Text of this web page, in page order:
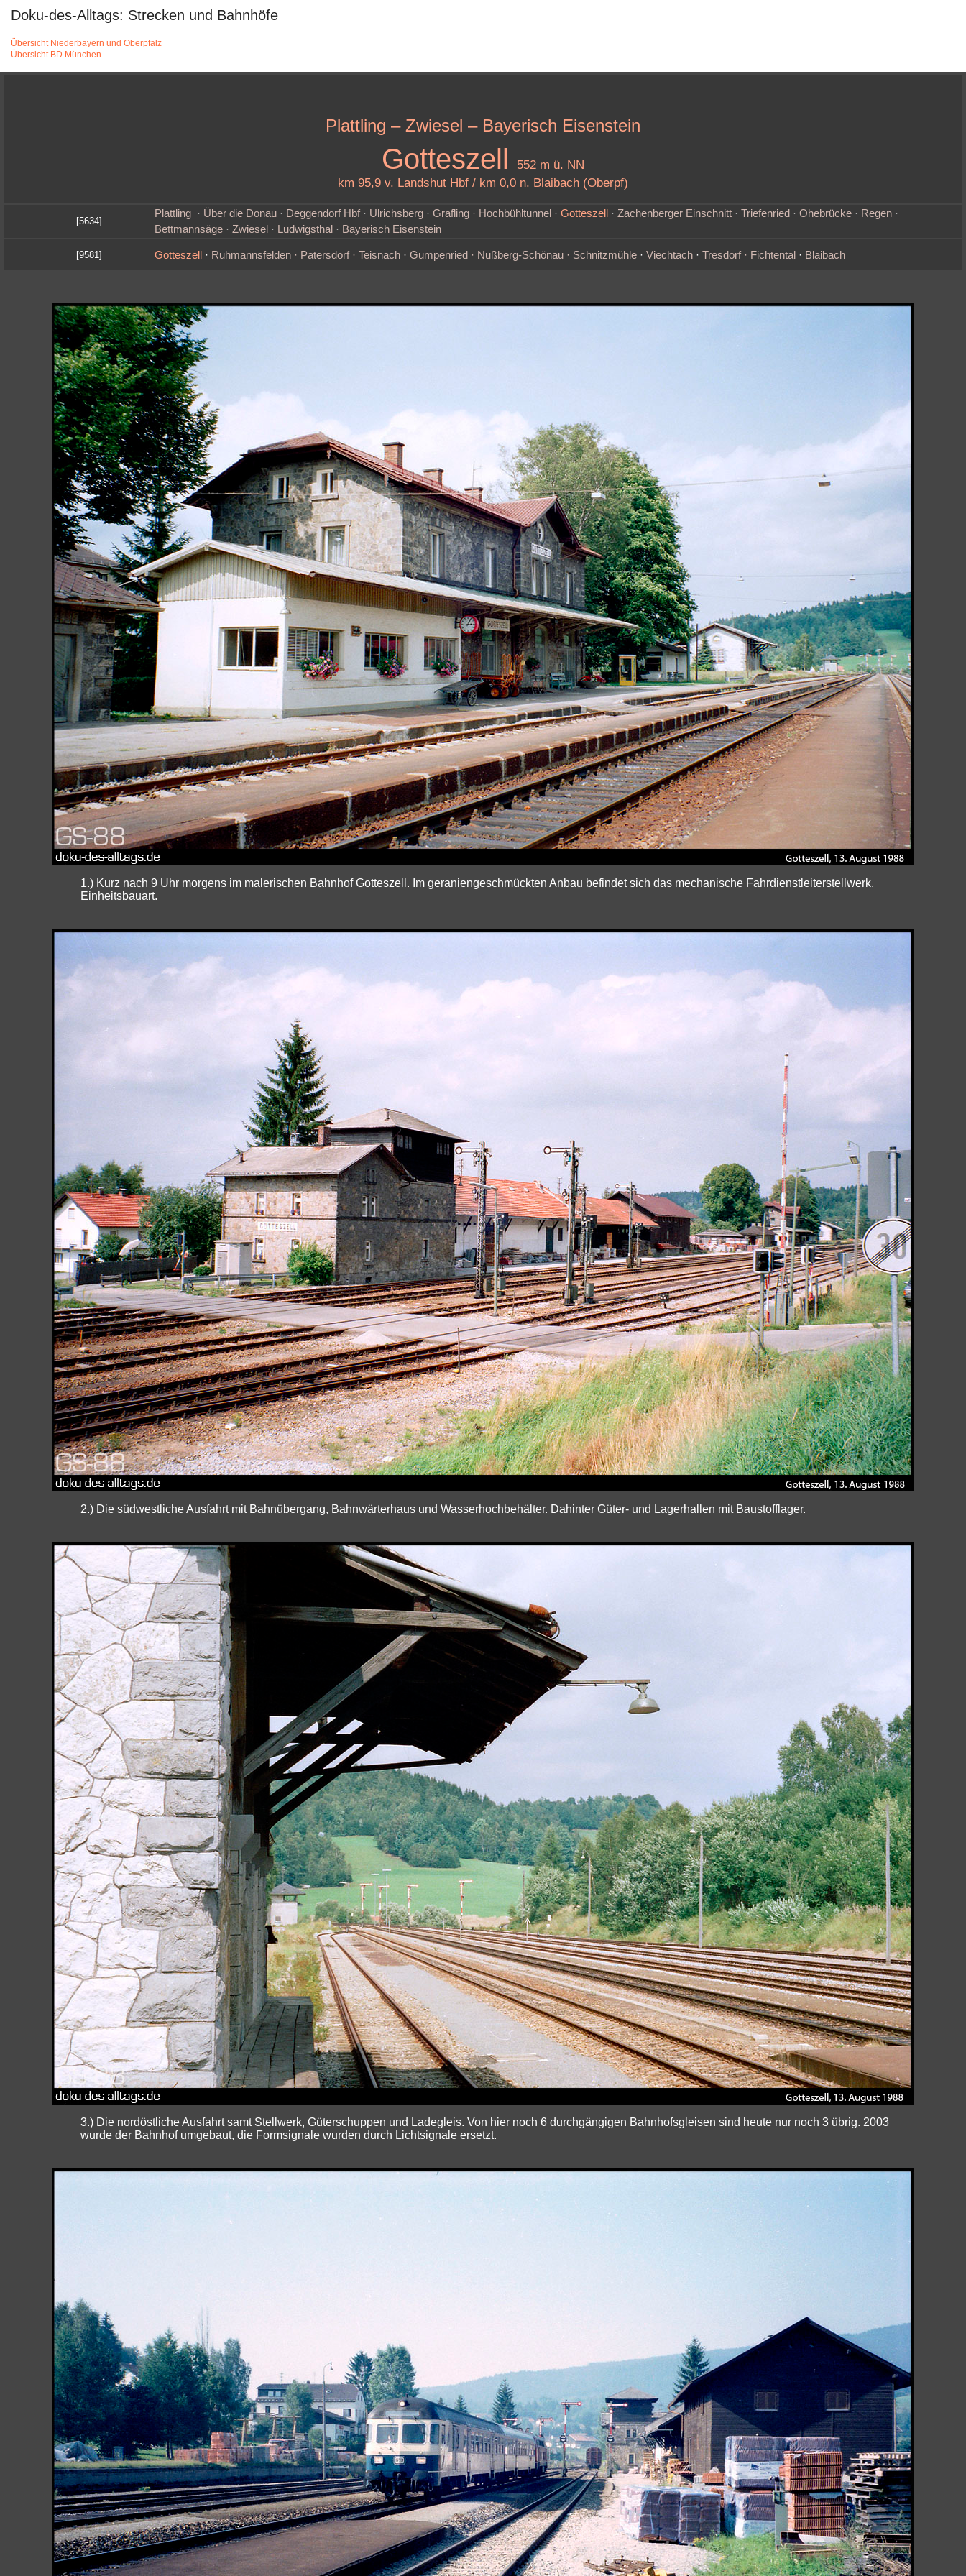
Doku-des-Alltags: Strecken und Bahnhöfe
Übersicht Niederbayern und Oberpfalz
Übersicht BD München
Plattling – Zwiesel – Bayerisch Eisenstein
Gotteszell
552 m ü. NN
km 95,9 v. Landshut Hbf / km 0,0 n. Blaibach (Oberpf)
[5634]
Plattling · Über die Donau · Deggendorf Hbf· Ulrichsberg ·Grafling · Hochbühltunnel ·Gotteszell ·Zachenberger Einschnitt ·Triefenried ·Ohebrücke · Regen ·
Bettmannsäge ·Zwiesel · Ludwigsthal · Bayerisch Eisenstein
[9581] Gotteszell · Ruhmannsfelden · Patersdorf · Teisnach ·Gumpenried · Nußberg-Schönau · Schnitzmühle ·Viechtach ·Tresdorf · Fichtental · Blaibach
1.) Kurz nach 9 Uhr morgens im malerischen Bahnhof Gotteszell. Im geraniengeschmückten Anbau befindet sich das mechanische Fahrdienstleiterstellwerk,
Einheitsbauart.
2.) Die südwestliche Ausfahrt mit Bahnübergang, Bahnwärterhaus und Wasserhochbehälter. Dahinter Güter- und Lagerhallen mit Baustofflager.
3.) Die nordöstliche Ausfahrt samt Stellwerk, Güterschuppen und Ladegleis. Von hier noch 6 durchgängigen Bahnhofsgleisen sind heute nur noch 3 übrig. 2003
wurde der Bahnhof umgebaut, die Formsignale wurden durch Lichtsignale ersetzt.